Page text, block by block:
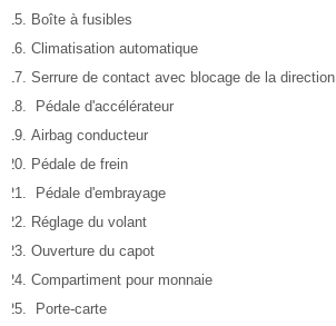
Boîte à fusibles
Climatisation automatique
Serrure de contact avec blocage de la direction
Pédale d'accélérateur
Airbag conducteur
Pédale de frein
Pédale d'embrayage
Réglage du volant
Ouverture du capot
Compartiment pour monnaie
Porte-carte